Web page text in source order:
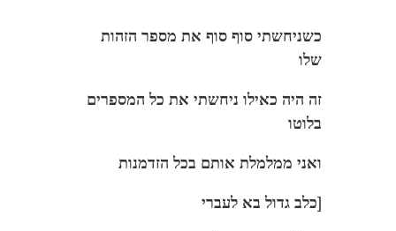
כשניחשתי סוף סוף את מספר הזהות
שלו
זה היה כאילו ניחשתי את כל המספרים
בלוטו
ואני ממלמלת אותם בכל הזדמנות
[כלב גדול בא לעברי